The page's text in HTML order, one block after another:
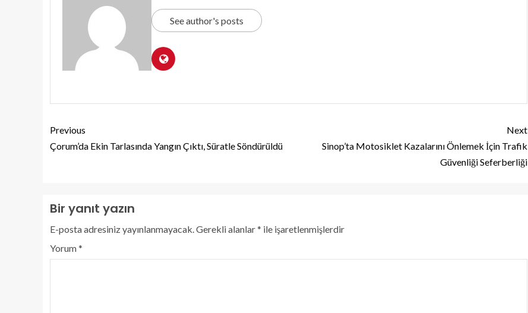
See author's posts
Previous
Çorum’da Ekin Tarlasında Yangın Çıktı, Süratle Söndürüldü
Next
Sinop’ta Motosiklet Kazalarını Önlemek İçin Trafik
Güvenliği Seferberliği
Bir yanıt yazın
E-posta adresiniz yayınlanmayacak.Gerekli alanlar* ile işaretlenmişlerdir
Yorum*